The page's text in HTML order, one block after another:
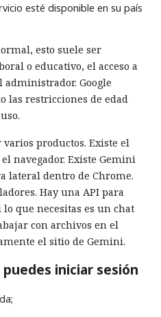
esté disponible en su país
esto suele ser
o educativo, el acceso a
Google
las restricciones de edad
productos. Existe el
navegador. Existe Gemini
lateral dentro de Chrome.
Hay una API para
que necesitas es un chat
con archivos en el
el sitio de Gemini.
iniciar sesión